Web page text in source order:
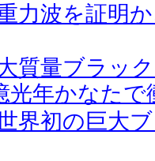
力波を証明
質量ブラッ
光年かなたで
界初の巨大